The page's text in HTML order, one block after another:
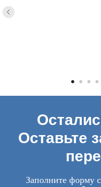
Оставьте
Заполните форму